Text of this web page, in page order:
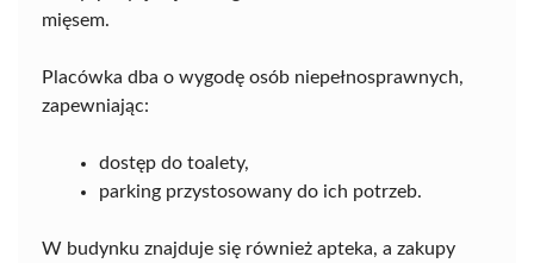
mięsem.
Placówka dba o wygodę osób niepełnosprawnych,
zapewniając:
dostęp do toalety,
parking przystosowany do ich potrzeb.
W budynku znajduje się również apteka, a zakupy